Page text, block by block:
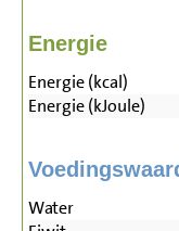
Energie
Energie (kcal)
Energie (kJoule)
Water